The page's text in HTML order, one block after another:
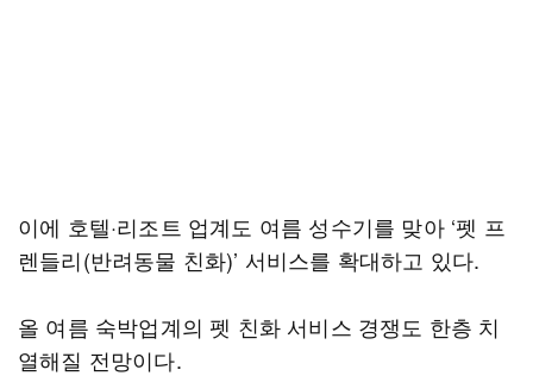
이에 호텔·리조트 업계도 여름 성수기를 맞아 ‘펫 프
렌들리(반려동물 친화)’ 서비스를 확대하고 있다.
올 여름 숙박업계의 펫 친화 서비스 경쟁도 한층 치
열해질 전망이다.